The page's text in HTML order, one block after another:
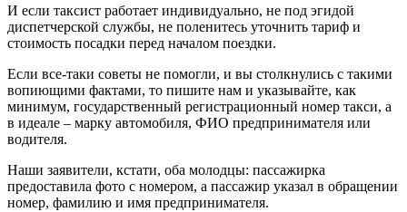
И если таксист работает индивидуально, не под эгидой
диспетчерской службы, не поленитесь уточнить тариф и
стоимость посадки перед началом поездки.
Если все-таки советы не помогли, и вы столкнулись с такими
вопиющими фактами, то пишите нам и указывайте, как
минимум, государственный регистрационный номер такси, а
в идеале – марку автомобиля, ФИО предпринимателя или
водителя.
Наши заявители, кстати, оба молодцы: пассажирка
предоставила фото с номером, а пассажир указал в обращении
номер, фамилию и имя предпринимателя.